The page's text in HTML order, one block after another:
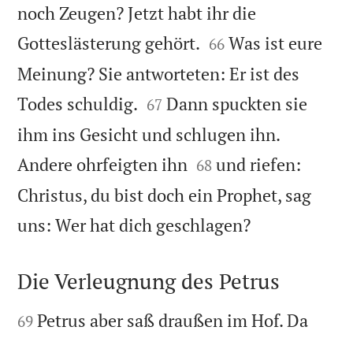
noch Zeugen? Jetzt habt ihr die
Gotteslästerung gehört. 

66 Was ist eure
Meinung? Sie antworteten: Er ist des
Todes schuldig. 

67 Dann spuckten sie
ihm ins Gesicht und schlugen ihn.
Andere ohrfeigten ihn 

68 und riefen:
Christus, du bist doch ein Prophet, sag
uns: Wer hat dich geschlagen?

Die Verleugnung des Petrus

69 Petrus aber saß draußen im Hof. Da